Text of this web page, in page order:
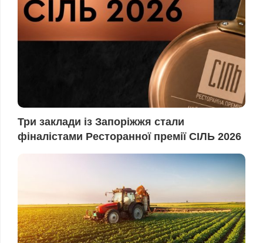
Три заклади із Запоріжжя стали
фіналістами Ресторанної премії СІЛЬ 2026